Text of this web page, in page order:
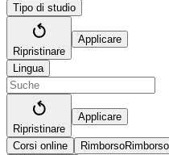
Tipo di studio
Ripristinare
Applicare
Lingua
Ripristinare
Applicare
Corsi online RimborsoRimborso